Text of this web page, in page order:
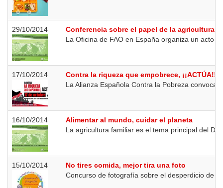
29/10/2014
Conferencia sobre el papel de la agricultura
La Oficina de FAO en España organiza un acto
17/10/2014
Contra la riqueza que empobrece, ¡¡ACTÚA!!
La Alianza Española Contra la Pobreza
16/10/2014
Alimentar al mundo, cuidar el planeta
La agricultura familiar es el tema principal del
15/10/2014
No tires comida, mejor tira una foto
Concurso de fotografía sobre el desperdicio de